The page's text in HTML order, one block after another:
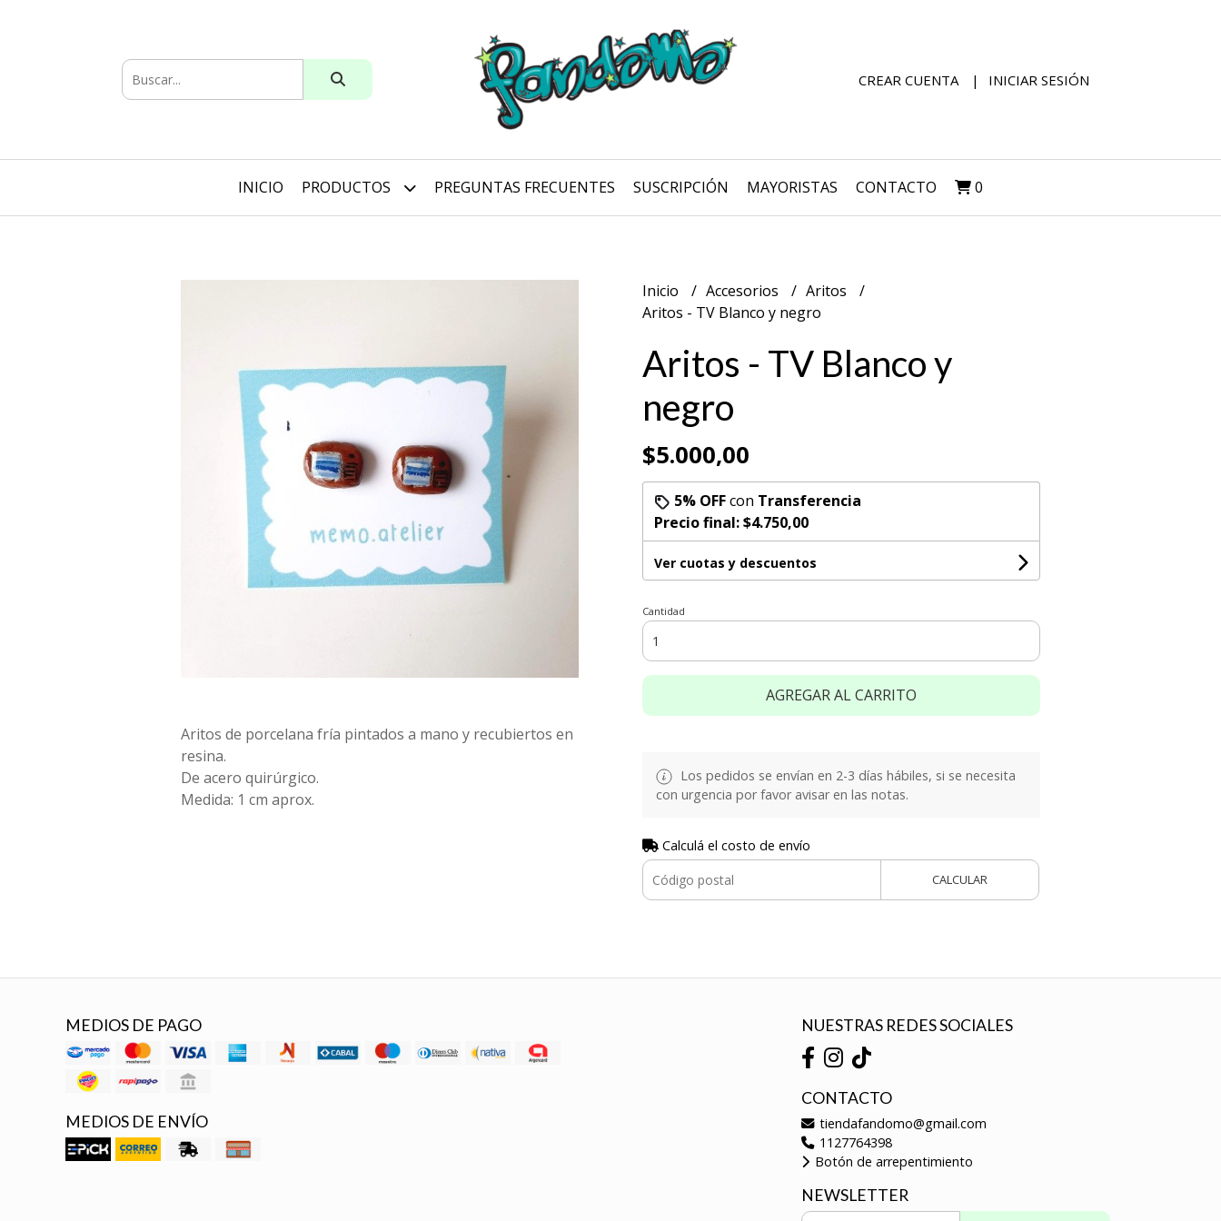
CREAR CUENTA INICIAR SESIÓN
INICIO PRODUCTOS PREGUNTAS FRECUENTES SUSCRIPCIÓN MAYORISTAS CONTACTO 0
Aritos de porcelana fría pintados a mano y recubiertos en
resina.
De acero quirúrgico.
Medida: 1 cm aprox.
Inicio Accesorios
Aritos
Aritos - TV Blanco y negro
Aritos - TV Blanco y
negro
$5.000,00
5% OFFcon Transferencia
Precio final:$4.750,00
Ver cuotas y descuentos
Cantidad
AGREGAR AL CARRITO
Los pedidos se envían en 2-3 días hábiles, si se necesita
con urgencia por favor avisar en las notas.
Calculá el costo de envío
CALCULAR
MEDIOS DE PAGO
MEDIOS DE ENVÍO
NUESTRAS REDES SOCIALES
CONTACTO
tiendafandomo@gmail.com
1127764398
Botón de arrepentimiento
NEWSLETTER